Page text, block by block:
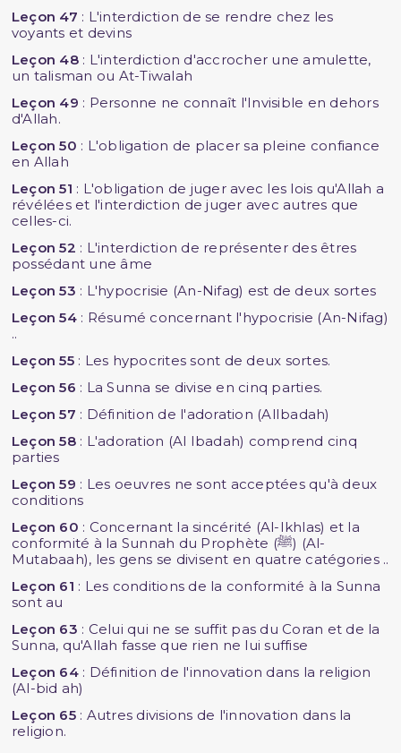
Leçon 47 : L'interdiction de se rendre chez les
voyants et devins
Leçon 48: L'interdiction d'accrocher une amulette,
un talisman ou At-Tiwalah
Leçon 49 : Personne ne connaît l'Invisible en dehors
d'Allah.
Leçon 50 : L'obligation de placer sa pleine confiance
en Allah
Leçon 51 : L'obligation de juger avec les lois qu'Allah a
révélées et l'interdiction de juger avec autres que
celles-ci.
Leçon 52 : L'interdiction de représenter des êtres
possédant une âme
Leçon 53 : L'hypocrisie (An-Nifag) est de deux sortes
Leçon 54: Résumé concernant l'hypocrisie (An-Nifag)
..
Leçon 55: Les hypocrites sont de deux sortes.
Leçon 56 : La Sunna se divise en cinq parties.
Leçon 57 : Définition de l'adoration (AlIbadah)
Leçon 58: L'adoration (Al Ibadah) comprend cinq
parties
Leçon 59 : Les oeuvres ne sont acceptées qu'à deux
conditions
Leçon 60 : Concernant la sincérité (Al-Ikhlas) et la
conformité à la Sunnah du Prophète (ﷺ) (Al-
Mutabaah), les gens se divisent en quatre catégories ..
Leçon 61 : Les conditions de la conformité à la Sunna
sont au
Leçon 63 : Celui qui ne se suffit pas du Coran et de la
Sunna, qu'Allah fasse que rien ne lui suffise
Leçon 64: Définition de l'innovation dans la religion
(Al-bid ah)
Leçon 65: Autres divisions de l'innovation dans la
religion.